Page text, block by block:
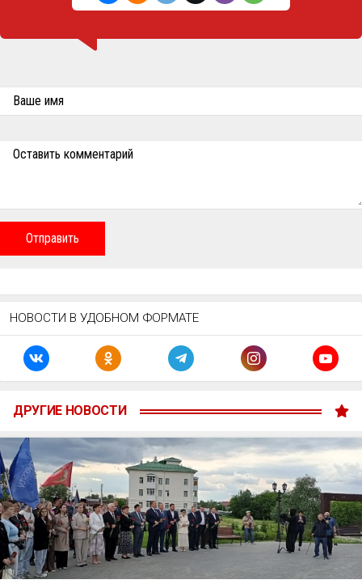
Ваше имя
Оставить комментарий
Отправить
НОВОСТИ В УДОБНОМ ФОРМАТЕ
ДРУГИЕ НОВОСТИ